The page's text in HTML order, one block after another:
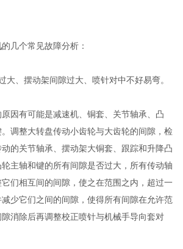
的几个常见故障分析：
大、摆动架间隙过大、喷针对中不好易弯。
因有可能是减速机、铜套、关节轴承、凸
调整大转盘传动小齿轮与大齿轮的间隙，检
的关节轴承、摆动架大铜套、跟踪和升降凸
主轴和键的所有间隙是否过大，所有传动轴
们相互间的间隙，使之在范围之内，超过一
少它们之间的间隙，使得所有间隙在允许范
消除后再调整校正喷针与机械手导向套对